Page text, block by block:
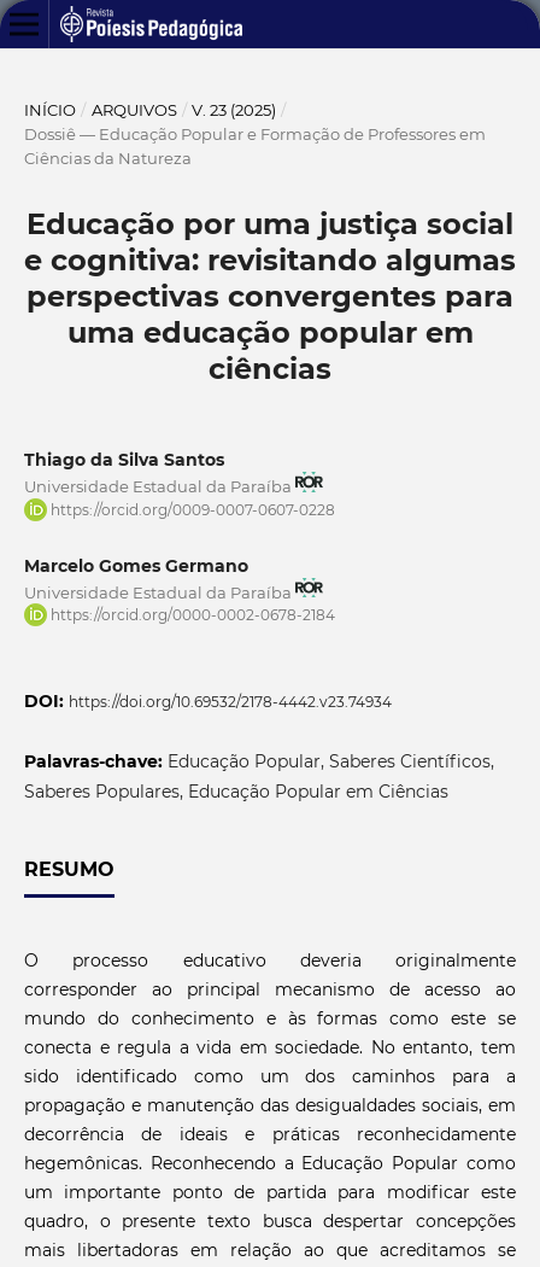
INÍCIO / ARQUIVOS / V. 23 (2025) /
Dossiê — Educação Popular e Formação de Professores em
Ciências da Natureza
Educação por uma justiça social
e cognitiva: revisitando algumas
perspectivas convergentes para
uma educação popular em
ciências
Thiago da Silva Santos
Universidade Estadual da Paraíba
https://orcid.org/0009-0007-0607-0228
Marcelo Gomes Germano
Universidade Estadual da Paraíba
https://orcid.org/0000-0002-0678-2184
DOI: https://doi.org/10.69532/2178-4442.v23.74934
Palavras-chave: Educação Popular, Saberes Científicos,
Saberes Populares, Educação Popular em Ciências
RESUMO
O processo educativo deveria originalmente
corresponder ao principal mecanismo de acesso ao
mundo do conhecimento e às formas como este se
conecta e regula a vida em sociedade. No entanto, tem
sido identificado como um dos caminhos para a
propagação e manutenção das desigualdades sociais, em
decorrência de ideais e práticas reconhecidamente
hegemônicas. Reconhecendo a Educação Popular como
um importante ponto de partida para modificar este
quadro, o presente texto busca despertar concepções
mais libertadoras em relação ao que acreditamos se